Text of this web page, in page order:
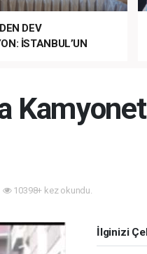
DEV
İSTANBUL’UN
Kamyonet
10398+ kez okundu.
İlginizi